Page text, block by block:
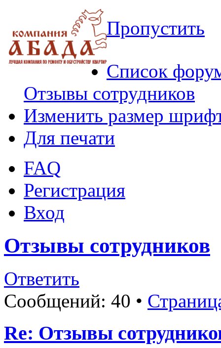
Пропустить
Список
Отзывы сотрудников
Изменить размер
Для печати
FAQ
Регистрация
Вход
Отзывы сотрудников
Ответить
Сообщений: 40 •
Re: Отзывы